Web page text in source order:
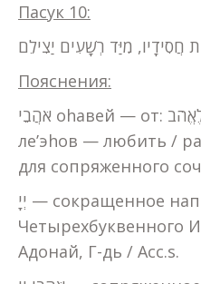
Пасук 10:
חֲסִידָיו, מִיַּד רְשָׁעִים יַצִילֵם
Пояснения:
אֹהֲבֵי оhавей — от: אָהַב — לֶאֱהֹב — аhав —
ле’эhов — любить /
для сопряженного
יְיָ — сокращенное написание
Четырехбуквенного
Адонай, Г-дь / Acc.s.